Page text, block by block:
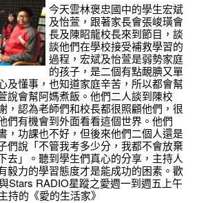
今天雲林褒忠國中的學生宏斌
及怡萱，跟著家長會張峻璜會
長及陳眧龍校長來到節目，談
談他們在學校接受補救學習的
過程，宏斌及怡萱是弱勢家庭
的孩子，是二個有點靦腆又單
及懂事，也知道家庭辛苦，所以都會幫
說會幫阿媽煮飯。他們二人談到陳校
，認為老師們和校長都很照顧他們，很
們有機會到外面看看這個世界。他們
，功課也不好，但後來他們二個人還是
們說「不管我考多少分，我都不會放棄
去」。聽到學生們真心的分享，主持人
毅力的學習態度才是能成功的困素。歡
Stars RADIO星蹤之愛週一到週五上午
持的《愛的生活家》